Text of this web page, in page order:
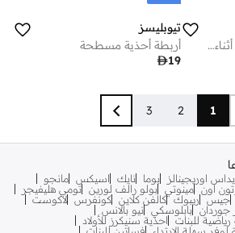
مجموعة تنظيف الأحذية أثناء السفر
تيوبليسز
أربطة أحذية مسطحة
19
1
2
3
اوريجينالز بوما نايك اسيكس مانجو
اون مينوتي بولو رالف لورين تومي هليفيجر
جيس ريبوك كالفن كلاين كونفرس لاكوست
جوردان بابلوسكي نيو بالانس
رياضية للبنات
احذية سنيكرز للأولاد